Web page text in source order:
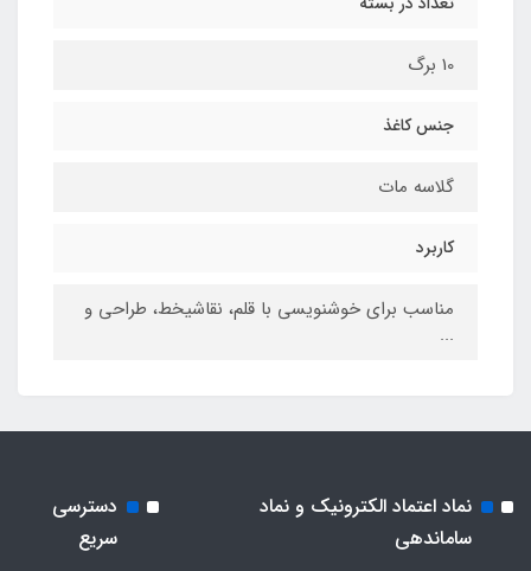
10 برگ
جنس کاغذ
گلاسه مات
کاربرد
مناسب برای خوشنویسی با قلم، نقاشیخط، طراحی و
...
نماد اعتماد الکترونیک و نماد
ساماندهی
دسترسی
سریع